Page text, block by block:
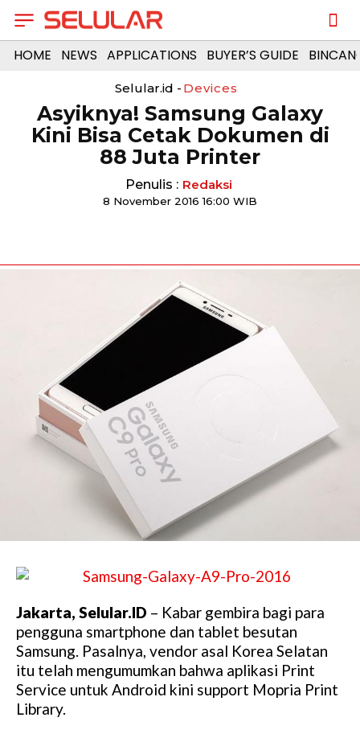
HOME NEWS APPLICATIONS BUYER’S GUIDE
Selular.id - Devices
Asyiknya! Samsung Galaxy
Kini Bisa Cetak Dokumen di
88 Juta Printer
Penulis : Redaksi
8 November 2016 16:00 WIB
Jakarta, Selular.ID – Kabar gembira bagi para
pengguna smartphone dan tablet besutan
Samsung. Pasalnya, vendor asal Korea Selatan
itu telah mengumumkan bahwa aplikasi Print
Service untuk Android kini support Mopria Print
Library.